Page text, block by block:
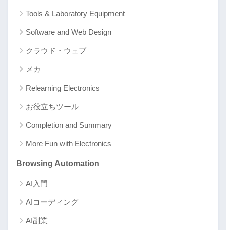
Tools & Laboratory Equipment
Software and Web Design
クラウド・ウェブ
メカ
Relearning Electronics
お役立ちツール
Completion and Summary
More Fun with Electronics
Browsing Automation
AI入門
AIコーディング
AI副業